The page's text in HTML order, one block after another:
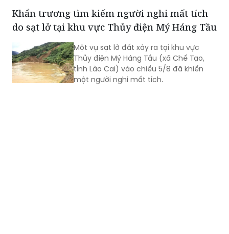
Khẩn trương tìm kiếm người nghi mất tích
do sạt lở tại khu vực Thủy điện Mý Háng Tầu
Một vụ sạt lở đất xảy ra tại khu vực
Thủy điện Mý Háng Tầu (xã Chế Tạo,
tỉnh Lào Cai) vào chiều 5/8 đã khiến
một người nghi mất tích.